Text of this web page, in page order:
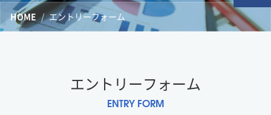
HOME エントリーフォーム
エントリーフォーム
ENTRY FORM